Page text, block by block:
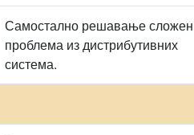
Самостално решавање
проблема из дистрибутивних
система.